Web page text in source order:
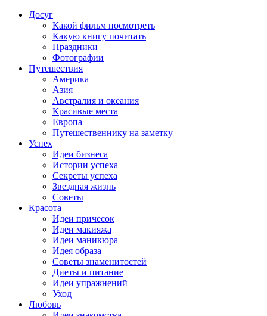
Досуг
Какой фильм посмотреть
Какую книгу почитать
Праздники
Фотографии
Путешествия
Америка
Азия
Австралия и океания
Красивые места
Европа
Путешественнику на заметку
Успех
Идеи бизнеса
Истории успеха
Секреты успеха
Звездная жизнь
Советы
Красота
Идеи причесок
Идеи макияжа
Идеи маникюра
Идея образа
Советы знаменитостей
Диеты и питание
Идеи упражнений
Уход
Любовь